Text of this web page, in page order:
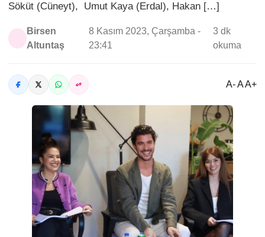
Söküt (Cüneyt), Umut Kaya (Erdal), Hakan […]
Birsen
Altuntaş
8 Kasım 2023, Çarşamba -
23:41
3 dk
okuma
A- A A+